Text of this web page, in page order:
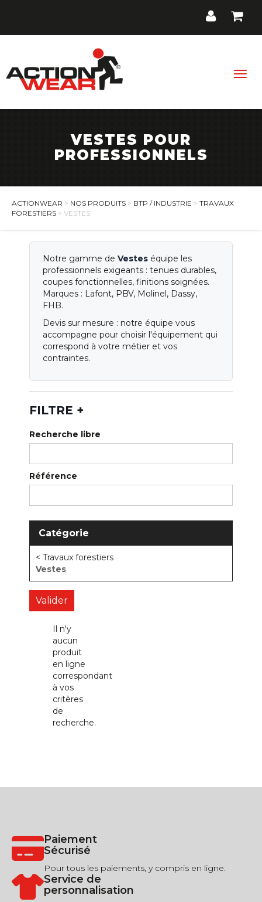
BTP / Industrie
Contact
Qui sommes-nous ?
Notre magasin
Nos catalogues
VESTES POUR
PROFESSIONNELS
ACTIONWEAR > NOS PRODUITS > BTP / INDUSTRIE > TRAVAUX
FORESTIERS > VESTES
Notre gamme de Vestes équipe les
professionnels exigeants : tenues durables,
coupes fonctionnelles, finitions soignées.
Marques : Lafont, PBV, Molinel, Dassy,
FHB.
Devis sur mesure : notre équipe vous
accompagne pour choisir l'équipement qui
correspond à votre métier et vos
contraintes.
FILTRE +
Recherche libre
Référence
Catégorie
< Travaux forestiers
Vestes
Il n'y
aucun
produit
en ligne
correspondant
à vos
critères
de
recherche.
Paiement
Sécurisé
Pour tous les paiements, y compris en ligne.
Service de
personnalisation